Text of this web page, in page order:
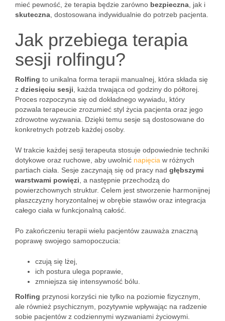
mieć pewność, że terapia będzie zarówno bezpieczna , jak i
skuteczna , dostosowana indywidualnie do potrzeb pacjenta.
Jak przebiega terapia
sesji rolfingu?
Rolfing to unikalna forma terapii manualnej, która składa się
z dziesięciu sesji , każda trwająca od godziny do półtorej.
Proces rozpoczyna się od dokładnego wywiadu, który
pozwala terapeucie zrozumieć styl życia pacjenta oraz jego
zdrowotne wyzwania. Dzięki temu sesje są dostosowane do
konkretnych potrzeb każdej osoby.
W trakcie każdej sesji terapeuta stosuje odpowiednie techniki
dotykowe oraz ruchowe, aby uwolnić napięcia w różnych
partiach ciała. Sesje zaczynają się od pracy nad głębszymi
warstwami powięzi , a następnie przechodzą do
powierzchownych struktur. Celem jest stworzenie harmonijnej
płaszczyzny horyzontalnej w obrębie stawów oraz integracja
całego ciała w funkcjonalną całość.
Po zakończeniu terapii wielu pacjentów zauważa znaczną
poprawę swojego samopoczucia:
czują się lżej,
ich postura ulega poprawie,
zmniejsza się intensywność bólu.
Rolfing przynosi korzyści nie tylko na poziomie fizycznym,
ale również psychicznym, pozytywnie wpływając na radzenie
sobie pacjentów z codziennymi wyzwaniami życiowymi.